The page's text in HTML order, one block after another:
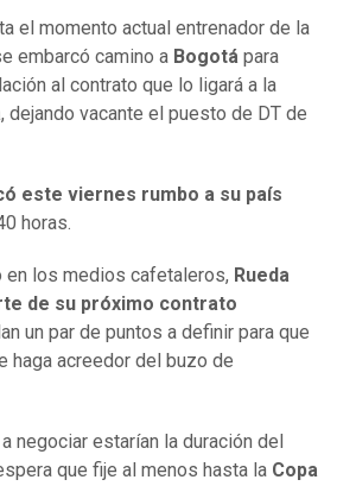
el momento actual entrenador de la
embarcó camino a Bogotá para
al contrato que lo ligará a la
, dejando vacante el puesto de DT de
este viernes rumbo a su país
horas.
en los medios cafetaleros, Rueda
de su próximo contrato
un par de puntos a definir para que
haga acreedor del buzo de
negociar estarían la duración del
que fije al menos hasta la Copa